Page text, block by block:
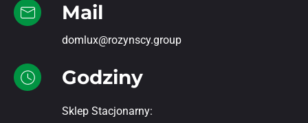
Mail
domlux@rozynscy.group
Godziny
Sklep Stacjonarny: